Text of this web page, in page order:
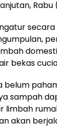
bekas
belum
sampah
limbah
akan